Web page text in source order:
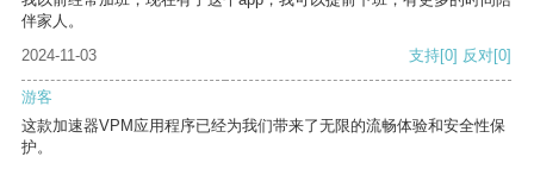
伴家人。
2024-11-03
支持[0] 反对[0]
游客
这款加速器VPM应用程序已经为我们带来了无限的流畅体验和安全性保
护。